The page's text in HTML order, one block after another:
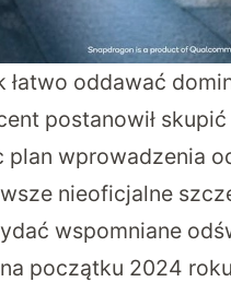
łatwo oddawać
postanowił skupić
plan wprowadzenia
nieoficjalne
wspomniane
początku 2024